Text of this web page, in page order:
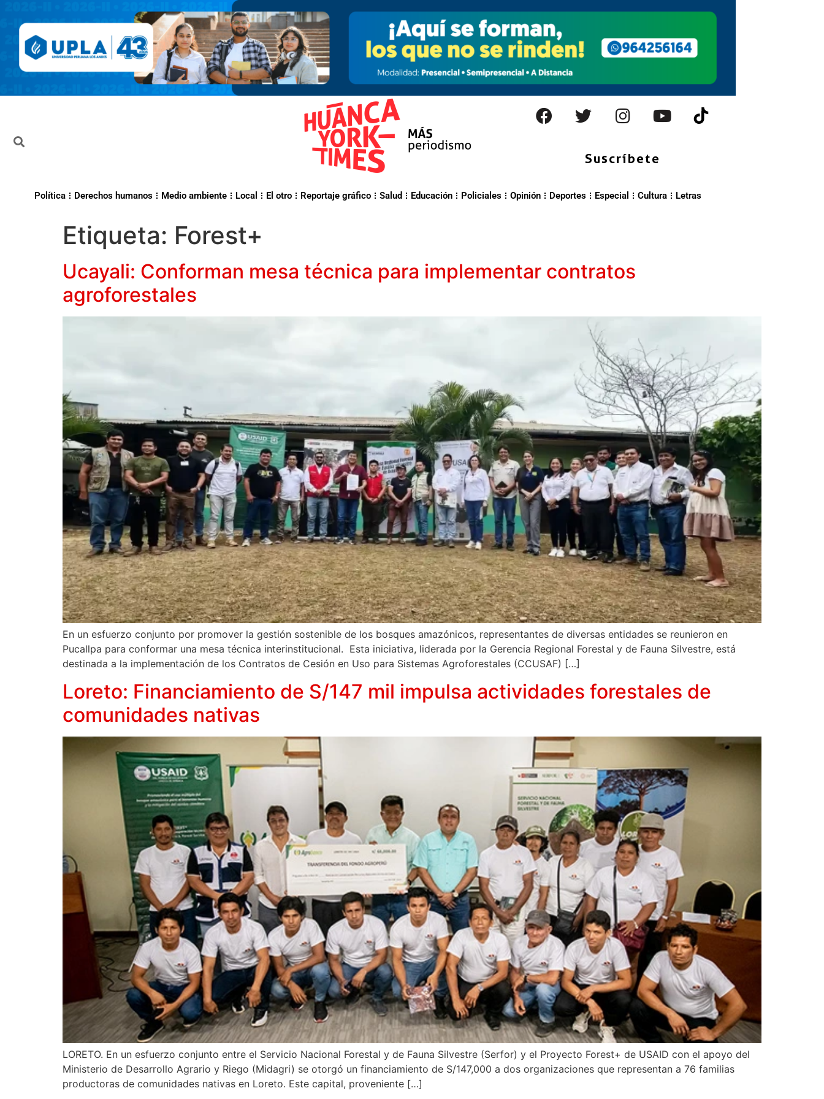
Suscríbete
Política Derechos humanos Medio ambiente Local El otro Reportaje gráfico Salud Educación Policiales Opinión Deportes Especial Cultura Letras
Etiqueta: Forest+
Ucayali: Conforman mesa técnica para implementar contratos
agroforestales
En un esfuerzo conjunto por promover la gestión sostenible de los bosques amazónicos, representantes de diversas entidades se reunieron en
Pucallpa para conformar una mesa técnica interinstitucional. Esta iniciativa, liderada por la Gerencia Regional Forestal y de Fauna Silvestre, está
destinada a la implementación de los Contratos de Cesión en Uso para Sistemas Agroforestales (CCUSAF) […]
Loreto: Financiamiento de S/147 mil impulsa actividades forestales de
comunidades nativas
LORETO. En un esfuerzo conjunto entre el Servicio Nacional Forestal y de Fauna Silvestre (Serfor) y el Proyecto Forest+ de USAID con el apoyo del
Ministerio de Desarrollo Agrario y Riego (Midagri) se otorgó un financiamiento de S/147,000 a dos organizaciones que representan a 76 familias
productoras de comunidades nativas en Loreto. Este capital, proveniente […]